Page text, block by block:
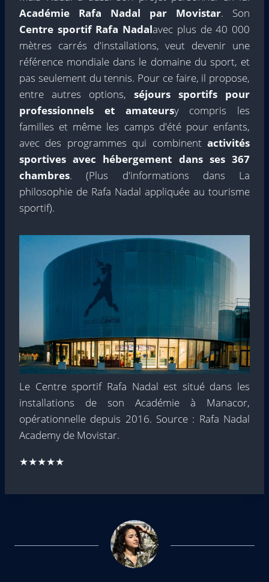
Académie Rafa Nadal par Movistar. Son
Centre sportif Rafa Nadalavec plus de 40 000
mètres carrés d'installations, veut devenir une
référence mondiale dans le domaine du sport, et
pas seulement du tennis. Pour ce faire, il propose,
entre autres options, séjours sportifs pour
professionnels et amateursy compris les
familles et même les camps d'été pour enfants,
avec des programmes qui combinent activités
sportives avec hébergement dans ses 367
chambres. (Plus d'informations dans La
philosophie de Rafa Nadal appliquée au tourisme
sportif).
Le Centre sportif Rafa Nadal est situé dans les
installations de son Académie à Manacor,
opérationnelle depuis 2016. Source : Rafa Nadal
Academy de Movistar.
★★★★★